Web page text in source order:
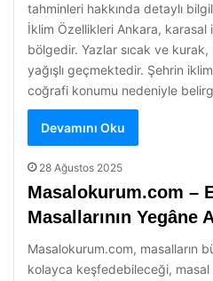
tahminleri hakkında detaylı
İklim Özellikleri Ankara, karasal
bölgedir. Yazlar sıcak ve
yağışlı geçmektedir. Şehrin
coğrafi konumu nedeniyle
Devamını Oku
28 Ağustos 2025
Masalokurum.com –
Masallarının Yegâne
Masalokurum.com, masalların
kolayca keşfedebileceği,